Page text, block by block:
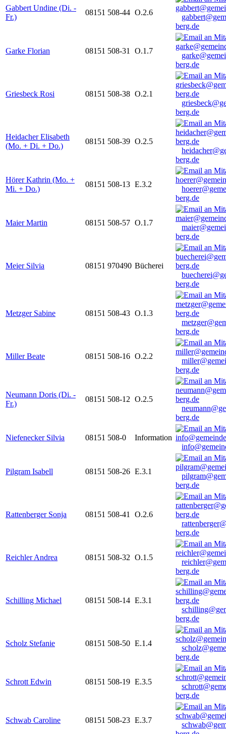
Gabbert Undine (Di. -
Fr.)
08151 508-44 O.2.6
berg.de
Garke Florian 08151 508-31 O.1.7
berg.de
Griesbeck Rosi 08151 508-38 O.2.1
berg.de
Heidacher Elisabeth
(Mo. + Di. + Do.)
08151 508-39 O.2.5
berg.de
Hörer Kathrin (Mo. +
Mi. + Do.)
08151 508-13 E.3.2
berg.de
Maier Martin 08151 508-57 O.1.7
berg.de
Meier Silvia 08151 970490 Bücherei
berg.de
Metzger Sabine 08151 508-43 O.1.3
berg.de
Miller Beate 08151 508-16 O.2.2
berg.de
Neumann Doris (Di. -
Fr.)
08151 508-12 O.2.5
berg.de
Niefenecker Silvia 08151 508-0
Information
Pilgram Isabell 08151 508-26 E.3.1
berg.de
Rattenberger Sonja 08151 508-41
O.2.6
berg.de
Reichler Andrea 08151 508-32 O.1.5
berg.de
Schilling Michael 08151 508-14 E.3.1
berg.de
Scholz Stefanie 08151 508-50 E.1.4
berg.de
Schrott Edwin 08151 508-19 E.3.5
berg.de
Schwab Caroline 08151 508-23 E.3.7